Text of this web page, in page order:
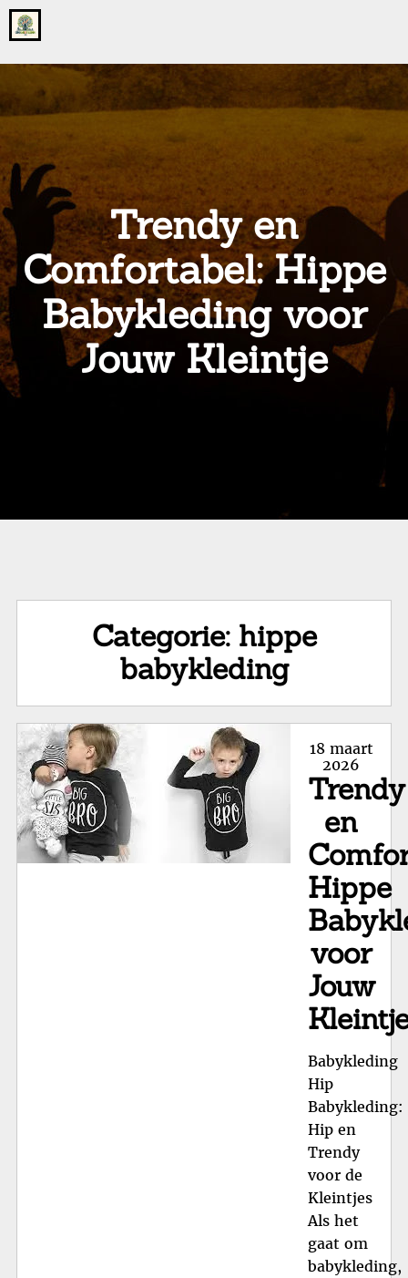
Go
to
home
onsgrotegezin.nl
Trendy en
Comfortabel: Hippe
Babykleding voor
Jouw Kleintje
Categorie: hippe
babykleding
Posted
on
18 maart
2026
Trendy
en
Hippe
voor
Jouw
Babykleding
Hip
Babykleding:
Hip en
Trendy
voor de
Kleintjes
Als het
gaat om
babykleding,